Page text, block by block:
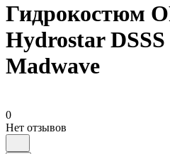
Гидрокостюм
Hydrostar
Madwave
0
Нет отзывов